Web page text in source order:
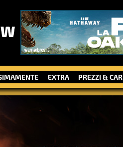
EXTRA PREZZI &